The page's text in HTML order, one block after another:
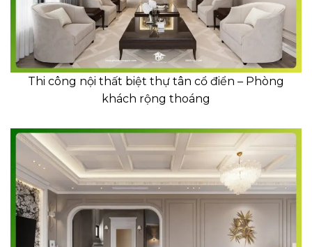
Thi công nội thất biệt thự tân cổ điển – Phòng
khách rộng thoáng